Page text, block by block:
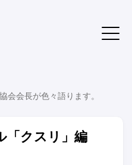
会会長が色々語ります。
「クスリ」編